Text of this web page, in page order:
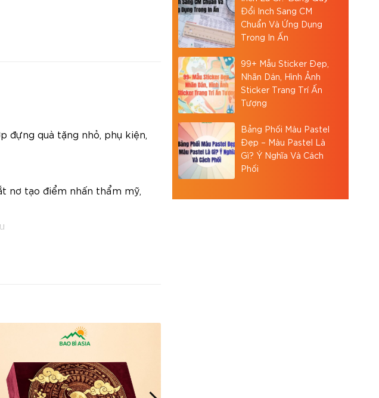
đựng quà tặng nhỏ, phụ kiện,
nơ tạo điểm nhấn thẩm mỹ,
kế riêng giúp hộp không chỉ
phụ kiện thời trang, đồ
Đổi Inch Sang CM
Chuẩn Và Ứng Dụng
Trong In Ấn
99+ Mẫu Sticker Đẹp,
Nhãn Dán, Hình Ảnh
Sticker Trang Trí Ấn
Tượng
Bảng Phối Màu Pastel
Đẹp – Màu Pastel Là
Gì? Ý Nghĩa Và Cách
Phối